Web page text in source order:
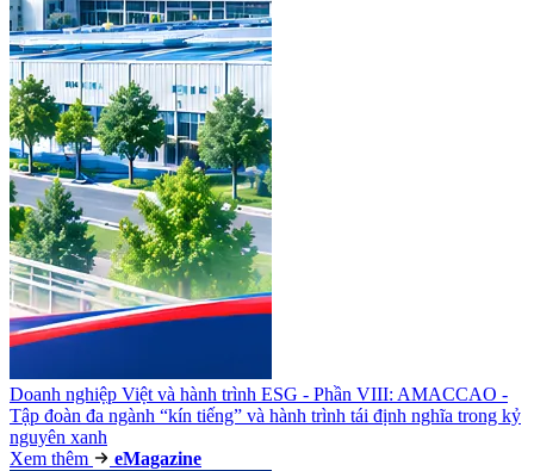
Doanh nghiệp Việt và hành trình ESG - Phần VIII: AMACCAO -
Tập đoàn đa ngành “kín tiếng” và hành trình tái định nghĩa trong kỷ
nguyên xanh
Xem thêm
eMagazine